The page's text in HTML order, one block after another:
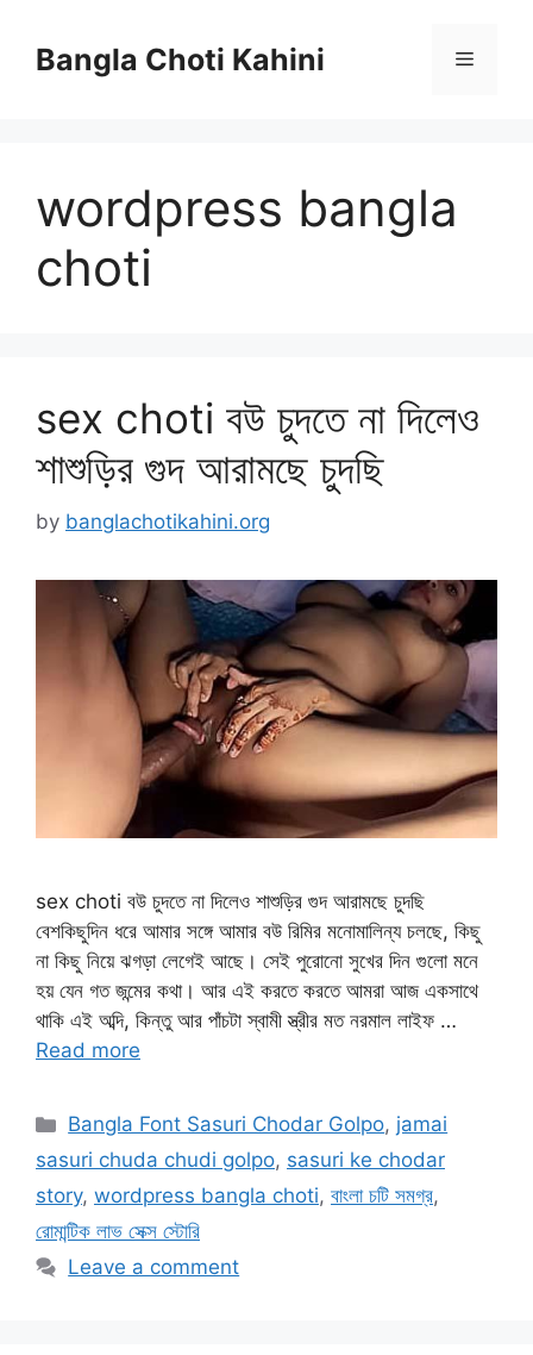
contentBangla Choti Kahini Menu
wordpress bangla
choti
sex choti বউ চুদতে না দিলেও
শাশুড়ির গুদ আরামছে চুদছি
by banglachotikahini.org
sex choti বউ চুদতে না দিলেও শাশুড়ির গুদ আরামছে চুদছি
বেশকিছুদিন ধরে আমার সঙ্গে আমার বউ রিমির মনোমালিন্য চলছে, কিছু
না কিছু নিয়ে ঝগড়া লেগেই আছে। সেই পুরোনো সুখের দিন গুলো মনে
হয় যেন গত জন্মের কথা। আর এই করতে করতে আমরা আজ একসাথে
থাকি এই অব্দি, কিন্তু আর পাঁচটা স্বামী স্ত্রীর মত নরমাল লাইফ …
Read more
Categories
Bangla Font Sasuri Chodar Golpo, jamai
sasuri chuda chudi golpo, sasuri ke chodar
story, wordpress bangla choti, বাংলা চটি সমগ্র,
রোমান্টিক লাভ সেক্স স্টোরি
Leave a comment